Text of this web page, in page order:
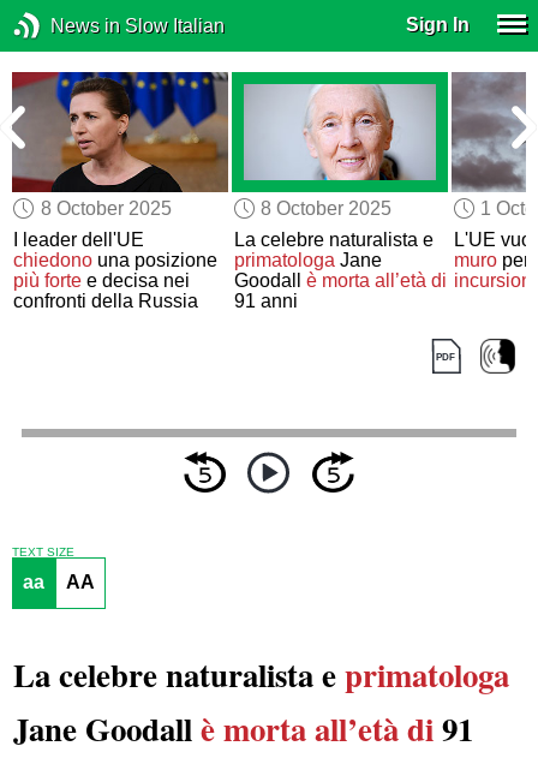
News in Slow Italian Sign In
8 October 2025
I leader dell'UE
chiedono una posizione
più forte e decisa nei
confronti della Russia
8 October 2025
La celebre naturalista e
primatologaJane
Goodall è morta all’età di
91 anni
1
L'UE
muroper
incursioni
TEXT SIZE
aa AA
La celebre naturalista eprimatologa
Jane Goodallè morta all’età di91